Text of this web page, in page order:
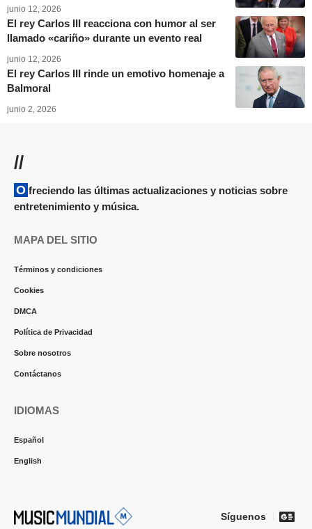
junio 12, 2026
El rey Carlos III reacciona con humor al ser
llamado «cariño» durante un evento real
junio 12, 2026
El rey Carlos III rinde un emotivo homenaje a
Balmoral
junio 2, 2026
//
Ofreciendo las últimas actualizaciones y noticias sobre
entretenimiento y música.
MAPA DEL SITIO
Términos y condiciones
Cookies
DMCA
Política de Privacidad
Sobre nosotros
Contáctanos
IDIOMAS
Español
English
Síguenos